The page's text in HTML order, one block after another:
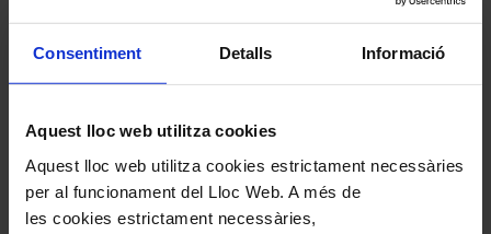
Consentiment Detalls Informació
Aquest lloc web utilitza cookies
Aquest lloc web utilitza cookies estrictament necessàries
per al funcionament del Lloc Web. A més de
les cookies estrictament necessàries,